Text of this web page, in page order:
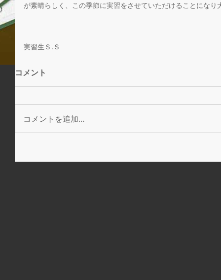
が素晴らしく、この季節に実習をさせていただけることになり
実習生Ｓ.Ｓ
コメント
コメントを追加…